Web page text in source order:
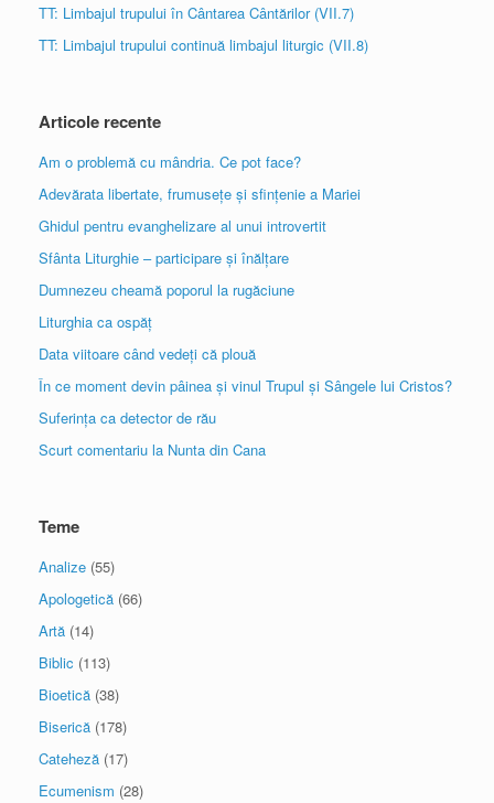
TT: Limbajul trupului în Cântarea Cântărilor (VII.7)
TT: Limbajul trupului continuă limbajul liturgic (VII.8)
Articole recente
Am o problemă cu mândria. Ce pot face?
Adevărata libertate, frumusețe și sfințenie a Mariei
Ghidul pentru evanghelizare al unui introvertit
Sfânta Liturghie – participare și înălțare
Dumnezeu cheamă poporul la rugăciune
Liturghia ca ospăț
Data viitoare când vedeți că plouă
În ce moment devin pâinea și vinul Trupul și Sângele lui Cristos?
Suferința ca detector de rău
Scurt comentariu la Nunta din Cana
Teme
Analize (55)
Apologetică (66)
Artă (14)
Biblic (113)
Bioetică (38)
Biserică (178)
Cateheză (17)
Ecumenism (28)